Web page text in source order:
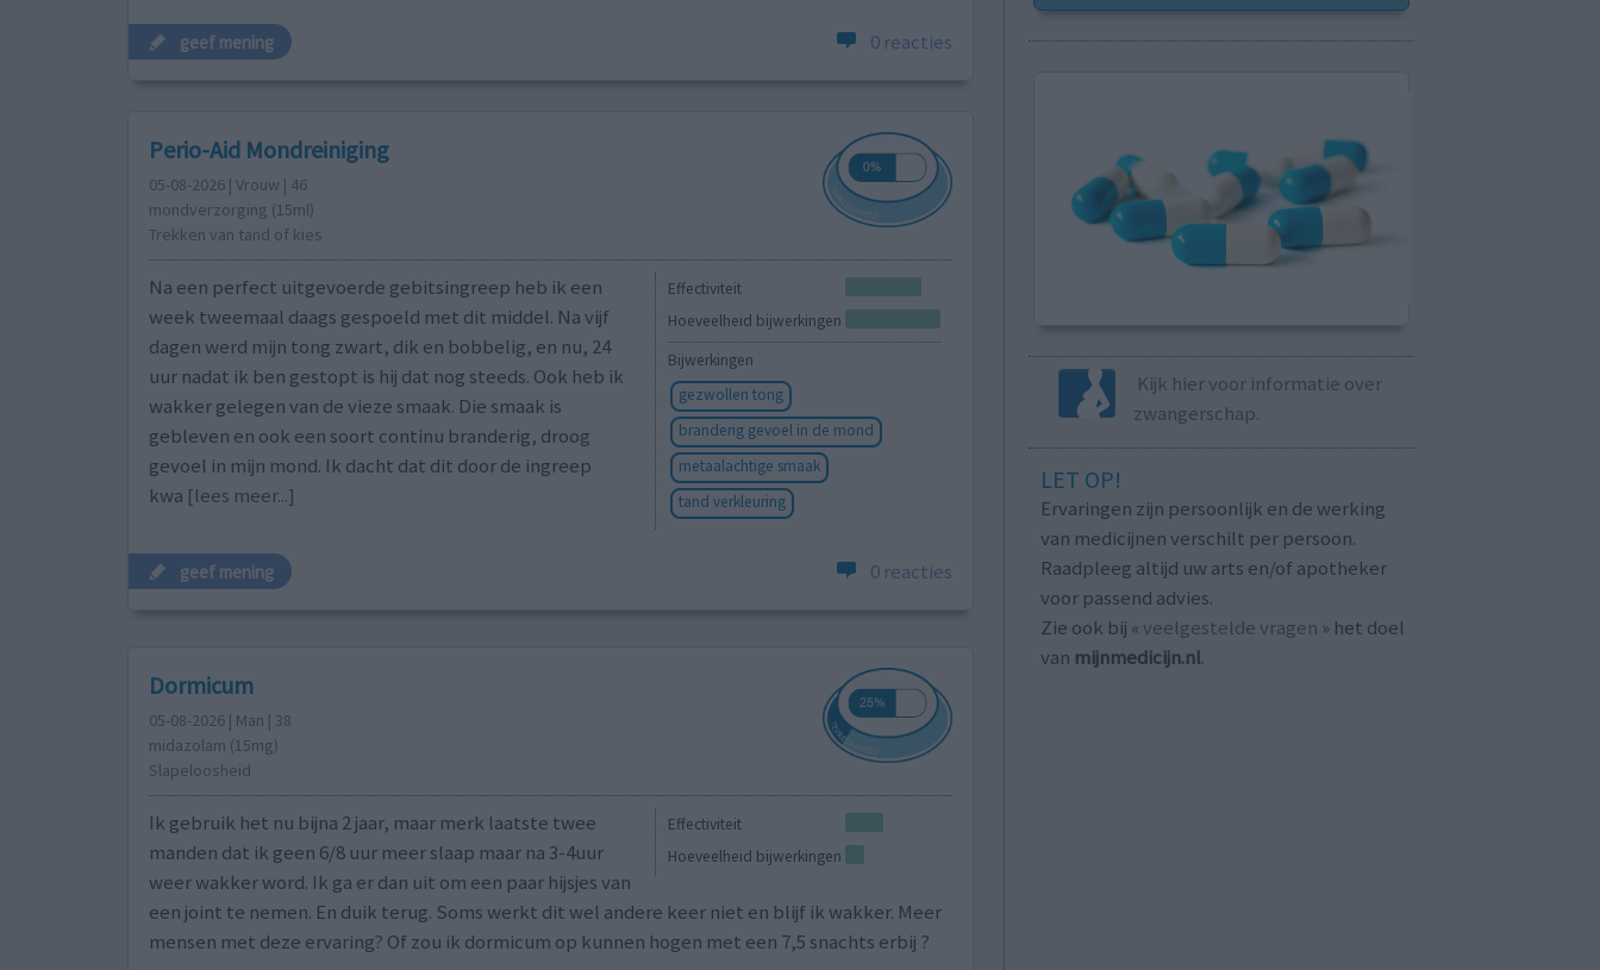
geef mening 0 reacties
Perio-Aid Mondreiniging
05-08-2026 | Vrouw | 46
mondverzorging (15ml)
Trekken van tand of kies
Effectiviteit
Hoeveelheid bijwerkingen
Bijwerkingen
gezwollen tong
branderig gevoel in de mond
metaalachtige smaak
tand verkleuring
Na een perfect uitgevoerde gebitsingreep heb ik een
week tweemaal daags gespoeld met dit middel. Na vijf
dagen werd mijn tong zwart, dik en bobbelig, en nu, 24
uur nadat ik ben gestopt is hij dat nog steeds. Ook heb ik
wakker gelegen van de vieze smaak. Die smaak is
gebleven en ook een soort continu branderig, droog
gevoel in mijn mond. Ik dacht dat dit door de ingreep
kwa [lees meer...]
geef mening 0 reacties
Dormicum
05-08-2026 | Man | 38
midazolam (15mg)
Slapeloosheid
Effectiviteit
Hoeveelheid bijwerkingen
Ik gebruik het nu bijna 2 jaar, maar merk laatste twee
manden dat ik geen 6/8 uur meer slaap maar na 3-4uur
weer wakker word. Ik ga er dan uit om een paar hijsjes van
een joint te nemen. En duik terug. Soms werkt dit wel andere keer niet en blijf ik wakker. Meer
mensen met deze ervaring? Of zou ik dormicum op kunnen hogen met een 7,5 snachts erbij ?
Kijk hier voor informatie over
zwangerschap.
LET OP!
Ervaringen zijn persoonlijk en de werking
van medicijnen verschilt per persoon.
Raadpleeg altijd uw arts en/of apotheker
voor passend advies.
Zie ook bij « veelgestelde vragen » het doel
van mijnmedicijn.nl.